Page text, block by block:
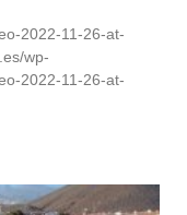
2022-11-26-at-
wp-
2022-11-26-at-